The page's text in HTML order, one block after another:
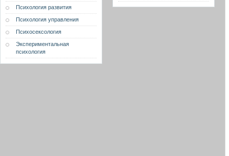
Психология развития
Психология управления
Психосексология
Экспериментальная
психология